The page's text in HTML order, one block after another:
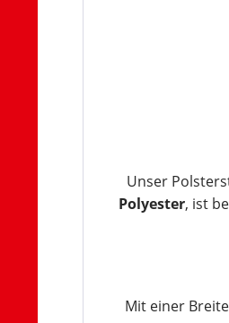
Unser
Polyester, ist
Mit einer